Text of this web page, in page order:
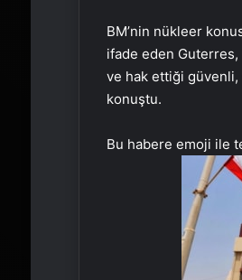
BM’nin nükleer
ifade eden Guterres,
ve hak ettiği güvenli,
konuştu.
Bu habere emoji ile